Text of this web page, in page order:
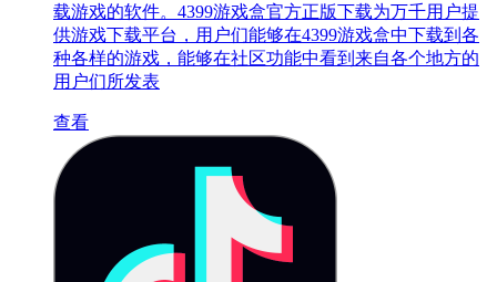
载游戏的软件。4399游戏盒官方正版下载为万千用户提
供游戏下载平台，用户们能够在4399游戏盒中下载到各
种各样的游戏，能够在社区功能中看到来自各个地方的
用户们所发表
查看